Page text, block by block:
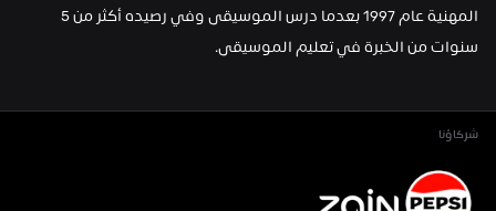
سنوات من الخبرة في تعليم الموسيقى.
شركاؤنا